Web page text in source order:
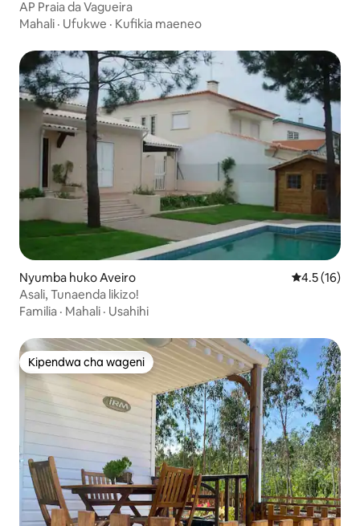
AP Praia da Vagueira
Mahali · Ufukwe · Kufikia maeneo
Nyumba huko Aveiro Ukadiriaji
4.5 (16)
Asali, Tunaenda likizo!
Familia · Mahali · Usahihi
Kipendwa cha wageni
Kipendwa cha wageni